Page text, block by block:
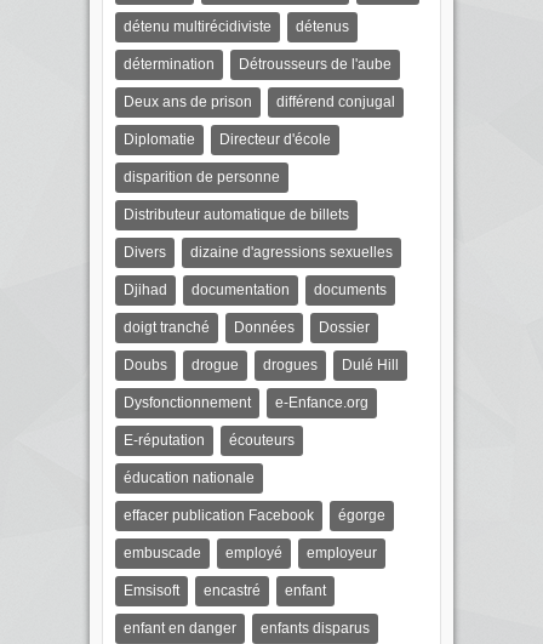
détenu multirécidiviste détenus
détermination Détrousseurs de l'aube
Deux ans de prison différend conjugal
Diplomatie Directeur d'école
disparition de personne
Distributeur automatique de billets
Divers dizaine d'agressions sexuelles
Djihad documentation documents
doigt tranché Données Dossier
Doubs drogue drogues Dulé Hill
Dysfonctionnement e-Enfance.org
E-réputation écouteurs
éducation nationale
effacer publication Facebook égorge
embuscade employé employeur
Emsisoft encastré enfant
enfant en danger enfants disparus